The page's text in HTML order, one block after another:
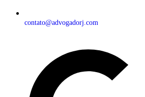
contato@advogadorj.com